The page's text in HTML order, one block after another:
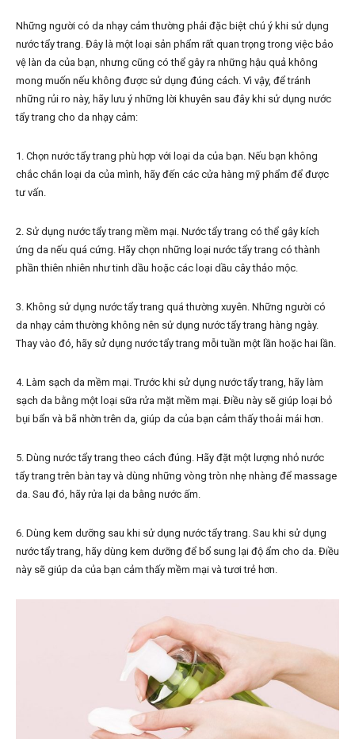
Những người có da nhạy cảm thường phải đặc biệt chú ý khi sử dụng
nước tẩy trang. Đây là một loại sản phẩm rất quan trọng trong việc bảo
vệ làn da của bạn, nhưng cũng có thể gây ra những hậu quả không
mong muốn nếu không được sử dụng đúng cách. Vì vậy, để tránh
những rủi ro này, hãy lưu ý những lời khuyên sau đây khi sử dụng nước
tẩy trang cho da nhạy cảm:
1. Chọn nước tẩy trang phù hợp với loại da của bạn. Nếu bạn không
chắc chắn loại da của mình, hãy đến các cửa hàng mỹ phẩm để được
tư vấn.
2. Sử dụng nước tẩy trang mềm mại. Nước tẩy trang có thể gây kích
ứng da nếu quá cứng. Hãy chọn những loại nước tẩy trang có thành
phần thiên nhiên như tinh dầu hoặc các loại dầu cây thảo mộc.
3. Không sử dụng nước tẩy trang quá thường xuyên. Những người có
da nhạy cảm thường không nên sử dụng nước tẩy trang hàng ngày.
Thay vào đó, hãy sử dụng nước tẩy trang mỗi tuần một lần hoặc hai lần.
4. Làm sạch da mềm mại. Trước khi sử dụng nước tẩy trang, hãy làm
sạch da bằng một loại sữa rửa mặt mềm mại. Điều này sẽ giúp loại bỏ
bụi bẩn và bã nhờn trên da, giúp da của bạn cảm thấy thoải mái hơn.
5. Dùng nước tẩy trang theo cách đúng. Hãy đặt một lượng nhỏ nước
tẩy trang trên bàn tay và dùng những vòng tròn nhẹ nhàng để massage
da. Sau đó, hãy rửa lại da bằng nước ấm.
6. Dùng kem dưỡng sau khi sử dụng nước tẩy trang. Sau khi sử dụng
nước tẩy trang, hãy dùng kem dưỡng để bổ sung lại độ ẩm cho da. Điều
này sẽ giúp da của bạn cảm thấy mềm mại và tươi trẻ hơn.